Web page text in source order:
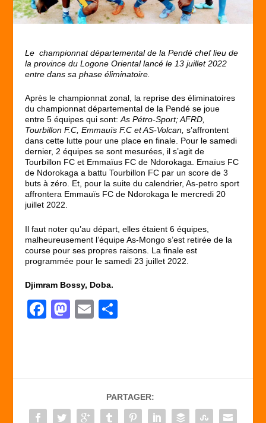
Le championnat départemental de la Pendé chef lieu de
la province du Logone Oriental lancé le 13 juillet 2022
entre dans sa phase éliminatoire.
Après le championnat zonal, la reprise des éliminatoires
du championnat départemental de la Pendé se joue
entre 5 équipes qui sont:As Pétro-Sport; AFRD,
Tourbillon F.C, Emmauïs F.C et AS-Volcan, s’affrontent
dans cette lutte pour une place en finale. Pour le samedi
dernier, 2 équipes se sont mesurées, il s’agit de
Tourbillon FC et Emmaïus FC de Ndorokaga. Emaïus FC
de Ndorokaga a battu Tourbillon FC par un score de 3
buts à zéro. Et, pour la suite du calendrier, As-petro sport
affrontera Emmauïs FC de Ndorokaga le mercredi 20
juillet 2022.
Il faut noter qu’au départ, elles étaient 6 équipes,
malheureusement l’équipe As-Mongo s’est retirée de la
course pour ses propres raisons. La finale est
programmée pour le samedi 23 juillet 2022.
Djimram Bossy, Doba.
F
b
o
M
d
o
E
er
PARTAGER: